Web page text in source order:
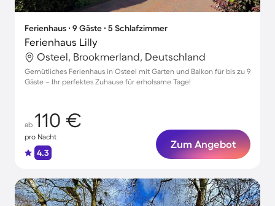
Ferienhaus ∙ 9 Gäste ∙ 5 Schlafzimmer
Ferienhaus Lilly
Osteel, Brookmerland, Deutschland
Gemütliches Ferienhaus in Osteel mit Garten und Balkon für bis zu 9
Gäste – Ihr perfektes Zuhause für erholsame Tage!
ab 110 €
pro Nacht
4.3
Zum Angebot